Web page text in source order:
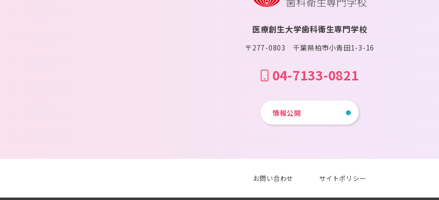
医療創生大学歯科衛生専門学校
〒277-0803 千葉県柏市小青田1-3-16
04-7133-0821
情報公開
お問い合わせ サイトポリシー